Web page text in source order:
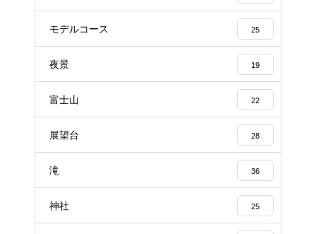
モデルコース 25
夜景 19
富士山 22
展望台 28
滝 36
神社 25